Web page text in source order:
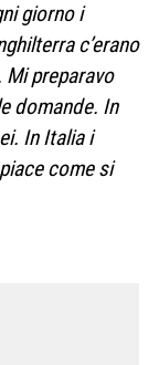
giorno i
c’erano
preparavo
domande. In
In Italia i
come si